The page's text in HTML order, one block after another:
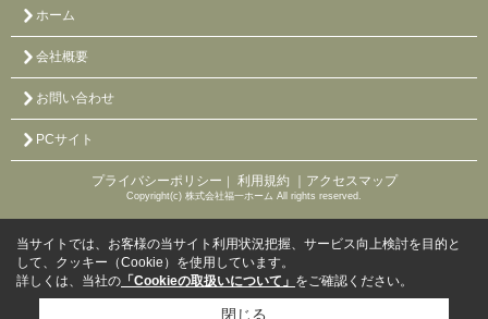
ホーム
会社概要
お問い合わせ
PCサイト
プライバシーポリシー ｜ 利用規約 ｜アクセスマップ
Copyright(c) 株式会社福一ホーム All rights reserved.
当サイトでは、お客様の当サイト利用状況把握、サービス向上検討を目的と
して、クッキー（Cookie）を使用しています。
詳しくは、当社の 「Cookieの取扱いについて」 をご確認ください。
閉じる